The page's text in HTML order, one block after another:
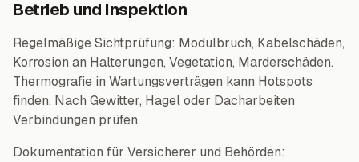
Betrieb und Inspektion
Regelmäßige Sichtprüfung: Modulbruch, Kabelschäden,
Korrosion an Halterungen, Vegetation, Marderschäden.
Thermografie in Wartungsverträgen kann Hotspots
finden. Nach Gewitter, Hagel oder Dacharbeiten
Verbindungen prüfen.
Dokumentation für Versicherer und Behörden: